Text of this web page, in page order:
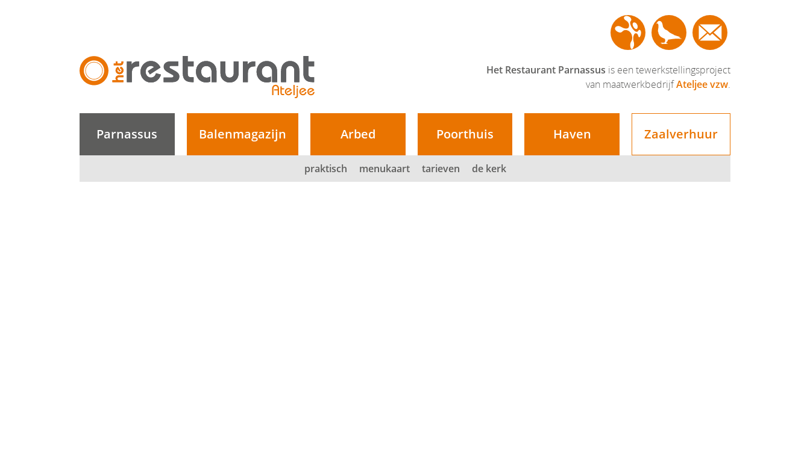
Het Restaurant Parnassus is een tewerkstellingsproject
van maatwerkbedrijfAteljee vzw.
Hoofdnavigatie
Parnassus Balenmagazijn Arbed Poorthuis Haven Zaalverhuur
praktisch menukaart tarieven de kerk